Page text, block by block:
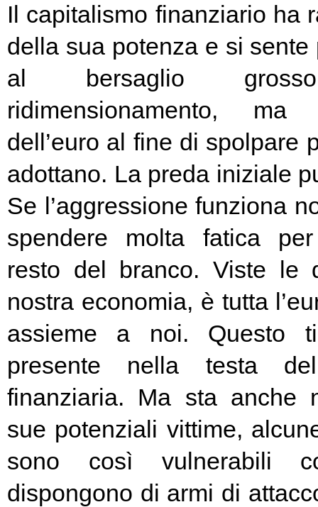
Il capitalismo finanziario ha
della sua potenza e si sente
al bersaglio
ridimensionamento,
dell’euro al fine di spolpare
adottano. La preda iniziale
Se l’aggressione funziona
spendere molta fatica
resto del branco. Viste le
nostra economia, è tutta
assieme a noi. Questo
presente nella testa
finanziaria. Ma sta anche
sue potenziali vittime,
sono così vulnerabili
dispongono di armi di